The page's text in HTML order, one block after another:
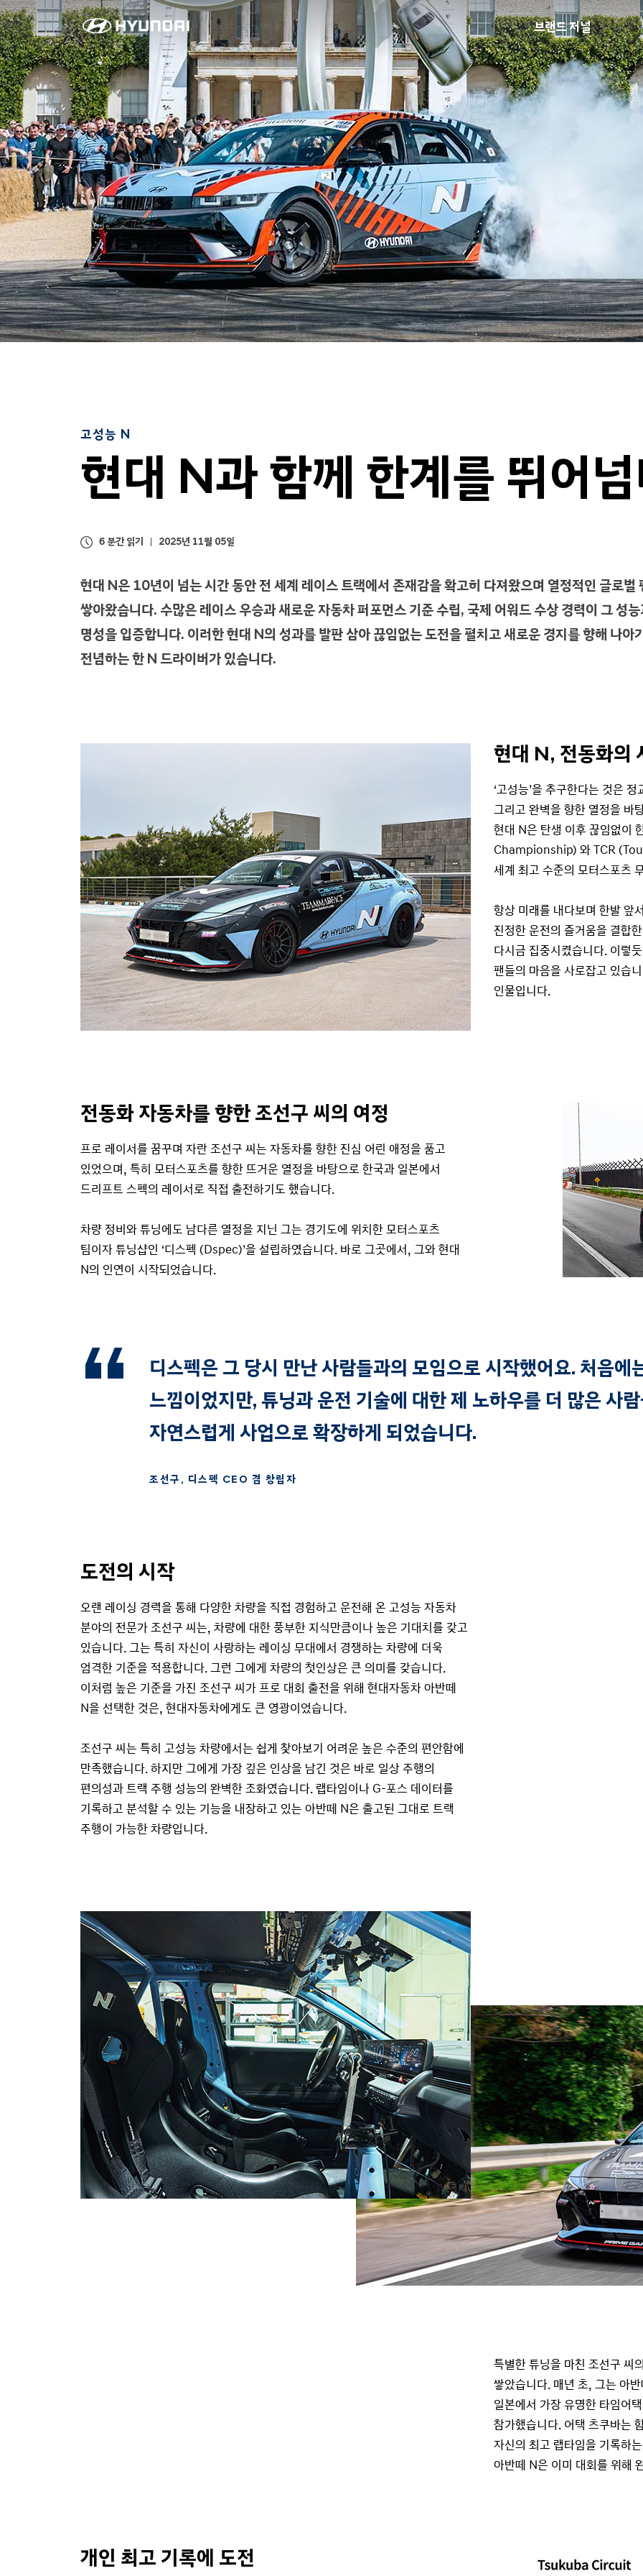
현
대
N
과
함
께
한
계
를
뛰
어
넘
다
브랜드 저널
고성능 N
현대 N과 함께 한계를 뛰어
6 분간 읽기 2025년 11월 05일
현대 N은 10년이 넘는 시간 동안 전 세계 레이스 트랙에서 존재감을 확고히 다져왔으며 열정적인 글로벌
쌓아왔습니다. 수많은 레이스 우승과 새로운 자동차 퍼포먼스 기준 수립, 국제 어워드 수상 경력이 그 성
명성을 입증합니다. 이러한 현대 N의 성과를 발판 삼아 끊임없는 도전을 펼치고 새로운 경지를 향해 나아
전념하는 한 N 드라이버가 있습니다.
현대 N, 전동화의
‘고성능’을 추구한다는 것은
그리고 완벽을 향한 열정을 바
현대 N은 탄생 이후 끊임없이
Championship) 와 TCR
세계 최고 수준의 모터스포츠
항상 미래를 내다보며 한발 앞
진정한 운전의 즐거움을 결합
다시금 집중시켰습니다. 이렇
팬들의 마음을 사로잡고 있습
인물입니다.
전동화 자동차를 향한 조선구 씨의 여정
프로 레이서를 꿈꾸며 자란 조선구 씨는 자동차를 향한 진심 어린 애정을 품고
있었으며, 특히 모터스포츠를 향한 뜨거운 열정을 바탕으로 한국과 일본에서
드리프트 스펙의 레이서로 직접 출전하기도 했습니다.
차량 정비와 튜닝에도 남다른 열정을 지닌 그는 경기도에 위치한 모터스포츠
팀이자 튜닝샵인 ‘디스펙 (Dspec)’을 설립하였습니다. 바로 그곳에서, 그와 현대
N의 인연이 시작되었습니다.
디스펙은 그 당시 만난 사람들과의 모임으로 시작했어요. 처음에
느낌이었지만, 튜닝과 운전 기술에 대한 제 노하우를 더 많은 사
자연스럽게 사업으로 확장하게 되었습니다.
조선구, 디스펙 CEO 겸 창립자
도전의 시작
오랜 레이싱 경력을 통해 다양한 차량을 직접 경험하고 운전해 온 고성능 자동차
분야의 전문가 조선구 씨는, 차량에 대한 풍부한 지식만큼이나 높은 기대치를 갖고
있습니다. 그는 특히 자신이 사랑하는 레이싱 무대에서 경쟁하는 차량에 더욱
엄격한 기준을 적용합니다. 그런 그에게 차량의 첫인상은 큰 의미를 갖습니다.
이처럼 높은 기준을 가진 조선구 씨가 프로 대회 출전을 위해 현대자동차 아반떼
N을 선택한 것은, 현대자동차에게도 큰 영광이었습니다.
조선구 씨는 특히 고성능 차량에서는 쉽게 찾아보기 어려운 높은 수준의 편안함에
만족했습니다. 하지만 그에게 가장 깊은 인상을 남긴 것은 바로 일상 주행의
편의성과 트랙 주행 성능의 완벽한 조화였습니다. 랩타임이나 G-포스 데이터를
기록하고 분석할 수 있는 기능을 내장하고 있는 아반떼 N은 출고된 그대로 트랙
주행이 가능한 차량입니다.
특별한 튜닝을 마친 조선구 씨
쌓았습니다. 매년 초, 그는 아
일본에서 가장 유명한 타임어
참가했습니다. 어택 츠쿠바는
자신의 최고 랩타임을 기록하
아반떼 N은 이미 대회를 위해
개인 최고 기록에 도전